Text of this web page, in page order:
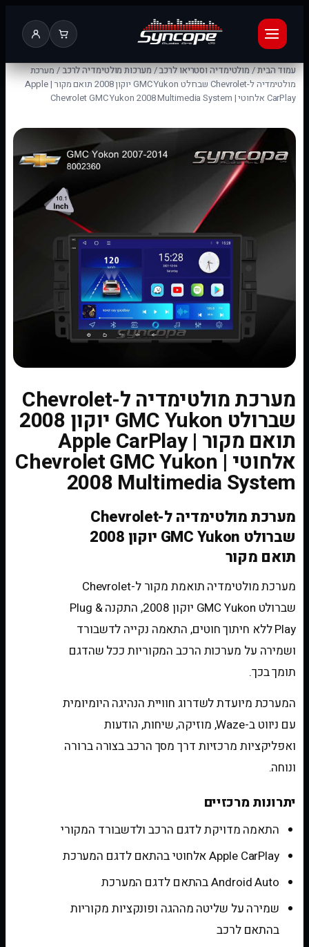
עמוד הבית/מולטימדיה וסטריאו לרכב/מערכות מולטימדיה לרכב/ מערכת
מולטימדיה ל-Chevrolet שברולט GMC Yukon יוקון 2008 תואם מקור | Apple
CarPlay אלחוטי | Chevrolet GMC Yukon 2008 Multimedia System
מערכת מולטימדיה ל-Chevrolet
שברולט GMC Yukon יוקון 2008
תואם מקור | Apple CarPlay
אלחוטי | Chevrolet GMC Yukon
2008 Multimedia System
מערכת מולטימדיה ל-Chevrolet
שברולט GMC Yukon יוקון 2008
תואם מקור
מערכת מולטימדיה תואמת מקור ל-Chevrolet
שברולט GMC Yukon יוקון 2008, התקנה Plug &
Play ללא חיתוך חוטים, התאמה נקייה לדשבורד
ושמירה על מערכות הרכב המקוריות ככל שהדגם
תומך בכך.
המערכת מיועדת לשדרוג חוויית הנהיגה היומיומית
עם ניווט ב-Waze, מוזיקה, שיחות, הודעות
ואפליקציות מרכזיות דרך מסך הרכב בצורה ברורה
ונוחה.
יתרונות מרכזיים
התאמה מדויקת לדגם הרכב ולדשבורד המקורי
Apple CarPlay אלחוטי בהתאם לדגם המערכת
Android Auto בהתאם לדגם המערכת
שמירה על שליטה מההגה ופונקציות מקוריות
בהתאם לרכב